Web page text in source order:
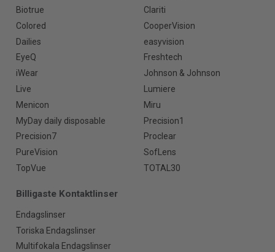
Biotrue
Clariti
Colored
CooperVision
Dailies
easyvision
EyeQ
Freshtech
iWear
Johnson & Johnson
Live
Lumiere
Menicon
Miru
MyDay daily disposable
Precision1
Precision7
Proclear
PureVision
SofLens
TopVue
TOTAL30
Billigaste Kontaktlinser
Endagslinser
Toriska Endagslinser
Multifokala Endagslinser